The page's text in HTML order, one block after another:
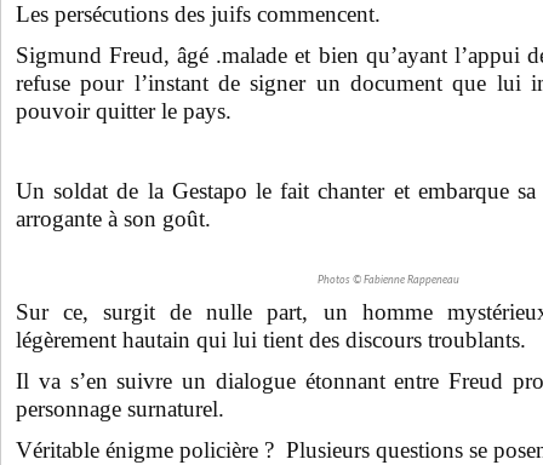
Les persécutions des juifs commencent.
Sigmund Freud, âgé .malade et bien qu’ayant l’appui
refuse pour l’instant de signer un document que lui
pouvoir quitter le pays.
Un soldat de la Gestapo le fait chanter et embarque
arrogante à son goût.
Photos © Fabienne Rappeneau
Sur ce, surgit de nulle part, un homme
légèrement hautain qui lui tient des discours troublants.
Il va s’en suivre un dialogue étonnant entre Freud
personnage surnaturel.
Véritable énigme policière ? Plusieurs questions se